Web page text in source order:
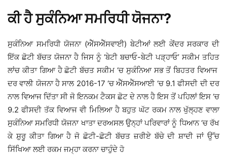
ਕੀ ਹੈ ਸੁਕੰਨਿਆ ਸਮਰਿਧੀ ਯੋਜਨਾ?
ਸੁਕੰਨਿਆ ਸਮਰਿਧੀ ਯੋਜਨਾ (ਐੱਸਐੱਸਵਾਈ) ਬੇਟੀਆਂ ਲਈ ਕੇਂਦਰ ਸਰਕਾਰ ਦੀ
ਇੱਕ ਛੋਟੀ ਬੱਚਤ ਯੋਜਨਾ ਹੈ ਜਿਸ ਨੂੰ ‘ਬੇਟੀ ਬਚਾਓ-ਬੇਟੀ ਪੜ੍ਹਾਓ’ ਸਕੀਮ ਤਹਿਤ
ਲਾਂਚ ਕੀਤਾ ਗਿਆ ਹੈ ਛੋਟੀ ਬੱਚਤ ਸਕੀਮ ‘ਚ ਸੁਕੰਨਿਆ ਸਭ ਤੋਂ ਬਿਹਤਰ ਵਿਆਜ
ਦਰ ਵਾਲੀ ਯੋਜਨਾ ਹੈ ਸਾਲ 2016-17 ‘ਚ ਐੱਸਐੱਸਆਈ ‘ਚ 9.1 ਫੀਸਦੀ ਦੀ ਦਰ
ਨਾਲ ਵਿਆਜ ਦਿੱਤਾ ਸੀ ਜੋ ਇਨਕਮ ਟੈਕਸ ਛੋਟ ਦੇ ਨਾਲ ਹੈ ਇਸ ਤੋਂ ਪਹਿਲਾਂ ਇਸ ‘ਚ
9.2 ਫੀਸਦੀ ਤੱਕ ਵਿਆਜ ਵੀ ਮਿਲਿਆ ਹੈ ਬਹੁਤ ਘੱਟ ਰਕਮ ਨਾਲ ਖੁੱਲ੍ਹਣ ਵਾਲਾ
ਸੁਕੰਨਿਆ ਸਮਰਿਧੀ ਯੋਜਨਾ ਖਾਤਾ ਦਰਅਸਲ ਉਨ੍ਹਾਂ ਪਰਿਵਾਰਾਂ ਨੂੰ ਧਿਆਨ ‘ਚ ਰੱਖ
ਕੇ ਸ਼ੁਰੂ ਕੀਤਾ ਗਿਆ ਹੈ ਜੋ ਛੋਟੀ-ਛੋਟੀ ਬੱਚਤ ਜ਼ਰੀਏ ਬੱਚੇ ਦੀ ਸ਼ਾਦੀ ਜਾਂ ਉੱਚ
ਸਿੱਖਿਆ ਲਈ ਰਕਮ ਜਮ੍ਹਾ ਕਰਨਾ ਚਾਹੁੰਦੇ ਹੋ